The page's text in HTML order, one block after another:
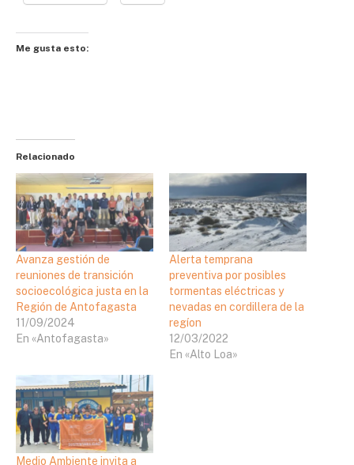
Me gusta esto:
Relacionado
Avanza gestión de
reuniones de transición
socioecológica justa en la
Región de Antofagasta
11/09/2024
En «Antofagasta»
Alerta temprana
preventiva por posibles
tormentas eléctricas y
nevadas en cordillera de la
regíon
12/03/2022
En «Alto Loa»
Medio Ambiente invita a